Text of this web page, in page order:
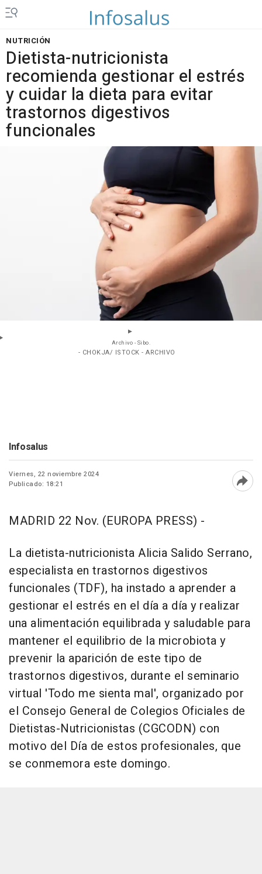
NUTRICIÓN
Dietista-nutricionista
recomienda gestionar el estrés
y cuidar la dieta para evitar
trastornos digestivos
funcionales
Archivo - Sibo.
- CHOKJA/ ISTOCK - ARCHIVO
Infosalus
Viernes, 22 noviembre 2024
Publicado: 18:21
MADRID 22 Nov. (EUROPA PRESS) -
La dietista-nutricionista Alicia Salido Serrano,
especialista en trastornos digestivos
funcionales (TDF), ha instado a aprender a
gestionar el estrés en el día a día y realizar
una alimentación equilibrada y saludable para
mantener el equilibrio de la microbiota y
prevenir la aparición de este tipo de
trastornos digestivos, durante el seminario
virtual 'Todo me sienta mal', organizado por
el Consejo General de Colegios Oficiales de
Dietistas-Nutricionistas (CGCODN) con
motivo del Día de estos profesionales, que
se conmemora este domingo.